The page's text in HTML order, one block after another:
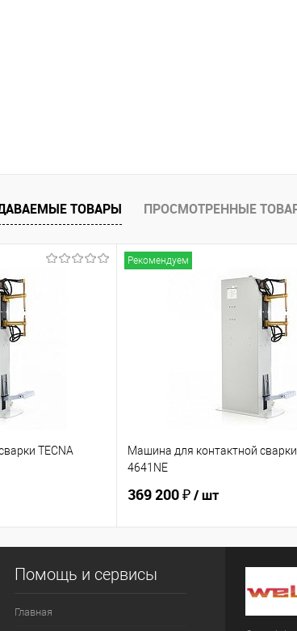
ТОВАРЫ ПРОСМОТРЕННЫЕ
TECNA
Рекомендуем
Машина для контактной сварки
4641NE
369 200 ₽/ шт
Помощь и сервисы
Главная